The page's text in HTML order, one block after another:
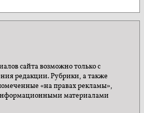
сайта возможно только с
редакции. Рубрики, а также
«на правах рекламы»,
материалами